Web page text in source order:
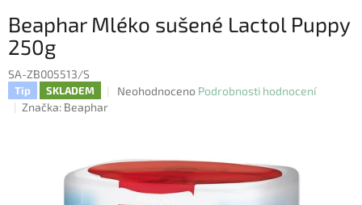
Beaphar Mléko sušené Lactol Puppy
250g
SA-ZB005513/S
Tip SKLADEM
Průměrné
z
5
hvězdiček.
Neohodnoceno Podrobnosti hodnocení
Značka: Beaphar